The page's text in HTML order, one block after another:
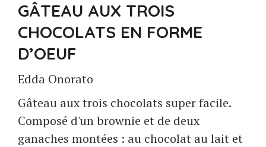
GÂTEAU AUX TROIS
CHOCOLATS EN FORME
D’OEUF
Edda Onorato
Gâteau aux trois chocolats super facile.
Composé d'un brownie et de deux
ganaches montées : au chocolat au lait et